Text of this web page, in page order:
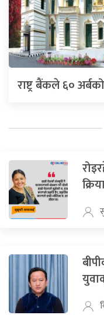
राष्ट्र बैंकले ६०